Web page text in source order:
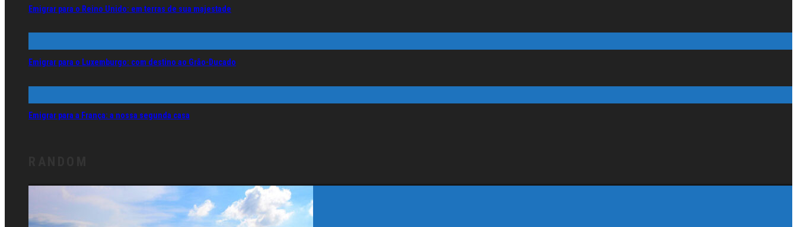
Emigrar para o Reino Unido: em terras de sua majestade
Emigrar para o Luxemburgo: com destino ao Grão-Ducado
Emigrar para a França: a nossa segunda casa